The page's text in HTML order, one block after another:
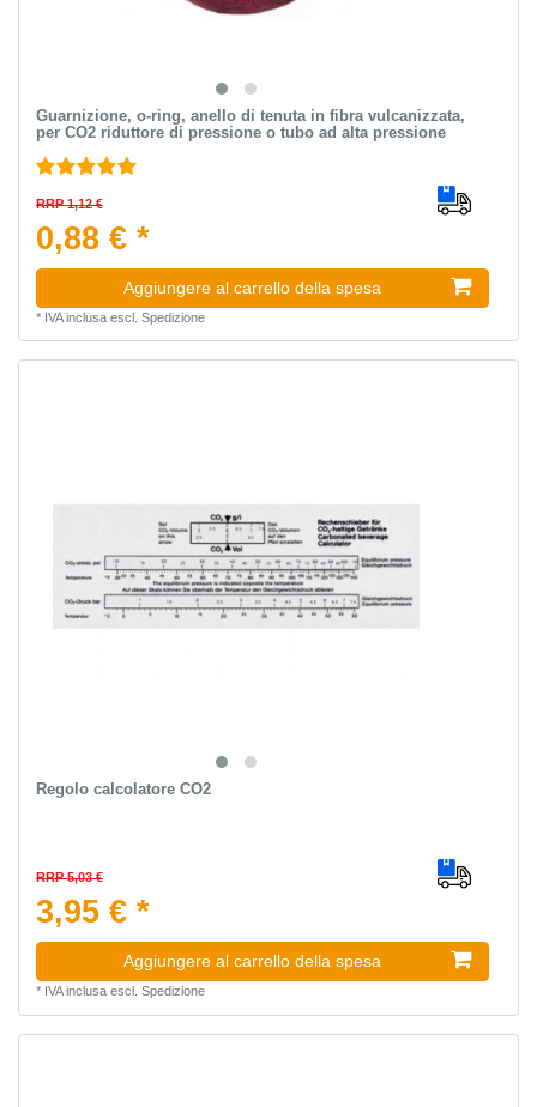
Guarnizione, o-ring, anello di tenuta in fibra vulcanizzata,
per CO2 riduttore di pressione o tubo ad alta pressione
RRP 1,12 €
0,88 € *
Aggiungere al carrello della spesa
* IVA inclusaescl. Spedizione
Regolo calcolatore CO2
RRP 5,03 €
3,95 € *
Aggiungere al carrello della spesa
* IVA inclusaescl. Spedizione